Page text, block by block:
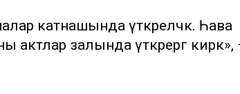
катнашында үткәреләчәк. Һава
залында үткәрергә кирәк»,